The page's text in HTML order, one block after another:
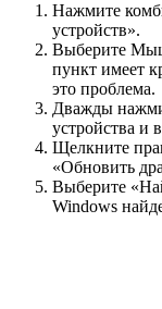
Нажмите
устройств».
Выберите
пункт имеет
это проблема.
Дважды
устройства и
Щелкните
«Обновить
Выберите
Windows